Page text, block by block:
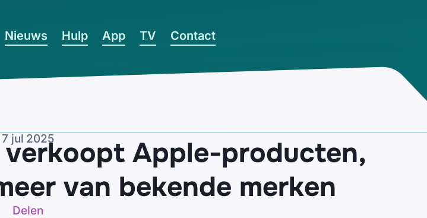
Nieuws Hulp App TV Contact
7 jul 2025
verkoopt Apple-producten,
van bekende merken
Delen